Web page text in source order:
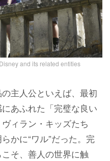
and its related entities
主人公といえば、最初
あふれた「完璧な良い
ィラン・キッズたち
かに“ワル”だった。完
そ、善人の世界に触